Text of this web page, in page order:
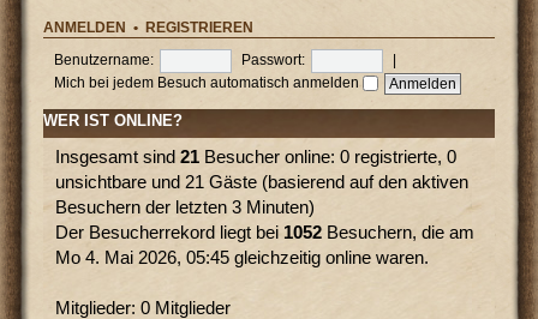
ANMELDEN •REGISTRIEREN
Benutzername: Passwort:
Mich bei jedem Besuch automatisch anmelden
WER IST ONLINE?
Insgesamt sind21 Besucher online: 0 registrierte, 0
unsichtbare und 21 Gäste (basierend auf den aktiven
Besuchern der letzten 3 Minuten)
Der Besucherrekord liegt bei 1052 Besuchern, die am
Mo 4. Mai 2026, 05:45 gleichzeitig online waren.
Mitglieder: 0 Mitglieder